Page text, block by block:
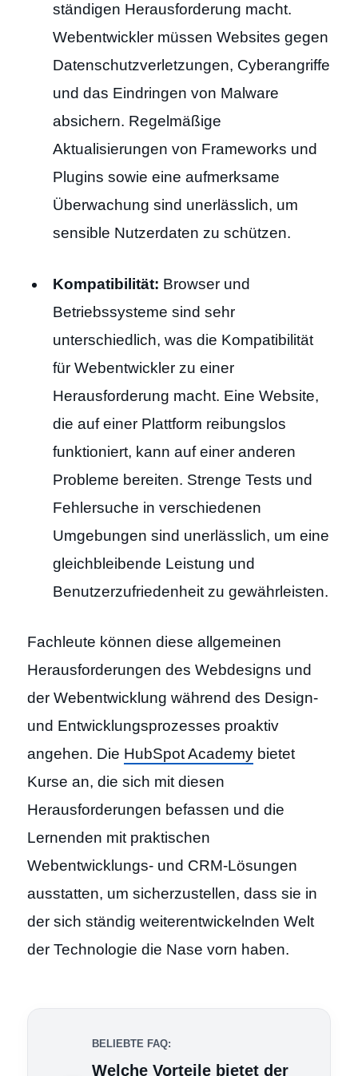
ständigen Herausforderung macht.
Webentwickler müssen Websites gegen
Datenschutzverletzungen, Cyberangriffe
und das Eindringen von Malware
absichern. Regelmäßige
Aktualisierungen von Frameworks und
Plugins sowie eine aufmerksame
Überwachung sind unerlässlich, um
sensible Nutzerdaten zu schützen.
Kompatibilität: Browser und
Betriebssysteme sind sehr
unterschiedlich, was die Kompatibilität
für Webentwickler zu einer
Herausforderung macht. Eine Website,
die auf einer Plattform reibungslos
funktioniert, kann auf einer anderen
Probleme bereiten. Strenge Tests und
Fehlersuche in verschiedenen
Umgebungen sind unerlässlich, um eine
gleichbleibende Leistung und
Benutzerzufriedenheit zu gewährleisten.
Fachleute können diese allgemeinen
Herausforderungen des Webdesigns und
der Webentwicklung während des Design-
und Entwicklungsprozesses proaktiv
angehen. Die HubSpot Academy bietet
Kurse an, die sich mit diesen
Herausforderungen befassen und die
Lernenden mit praktischen
Webentwicklungs- und CRM-Lösungen
ausstatten, um sicherzustellen, dass sie in
der sich ständig weiterentwickelnden Welt
der Technologie die Nase vorn haben.
BELIEBTE FAQ:
Welche Vorteile bietet der